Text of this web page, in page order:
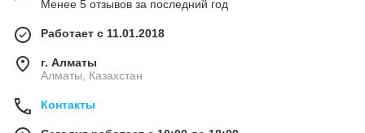
Менее 5 отзывов за последний год
Работает с 11.01.2018
г. Алматы
Алматы, Казахстан
Контакты